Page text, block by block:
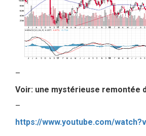
–
Voir: une mystérieuse remontée
–
https://www.youtube.com/